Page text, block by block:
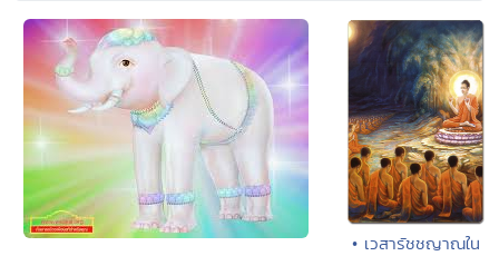
• เวสารัชชญาณใน